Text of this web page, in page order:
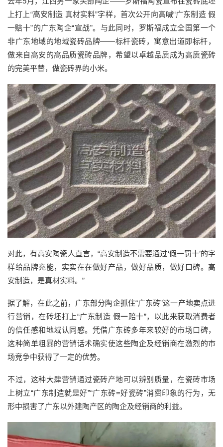
上打上“高安制造 真材实料”字样，首次公开向高喊“广东制造 假
一赔十”的广东陶企“宣战”。与此同时，罗斯福成立全国第一个
非广东地域的地域瓷砖品牌——标杆瓷砖，寓意出道即标杆，
做来自高安的高品质瓷砖品牌，希望以卓越品质成为高质瓷砖
的完美平替，做瓷砖界的小米。
对此，有高安陶瓷人直言，“高安制造不需要通过‘假一罚十’的字
样给品牌充能，实实在在做好产品，做好品质，做好口碑。高
安制造，是真材实料。”
据了解，在此之前，广东部分陶企抓住“广东砖”这一产地卖点进
行营销，在砖坯打上“广东制造 假一赔十”，以此来获取消费者
的信任感和地域认同感。凭借广东砖多年来较好的市场口碑，
这种简单粗暴的营销话术确实使这些陶企及经销商在激烈的市
场竞争中获得了一定的优势。
不过，这种大肆营销通过瓷砖产地可以辨别质量，在瓷砖市场
上树立“广东制造就是好”“广东砖=好瓷砖”消费印象的行为，无
形中损害了广东以外建陶产区的陶企及经销商的利益。